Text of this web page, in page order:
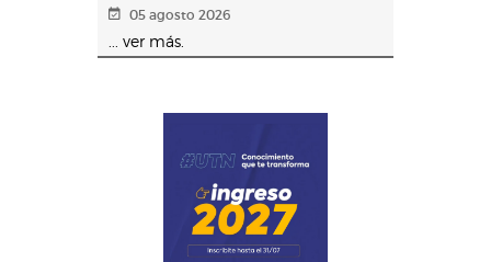
05 agosto 2026
... ver más.